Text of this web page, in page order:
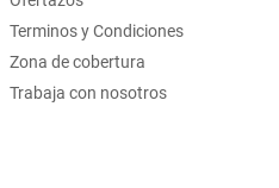
Terminos y Condiciones
Zona de cobertura
Trabaja con nosotros